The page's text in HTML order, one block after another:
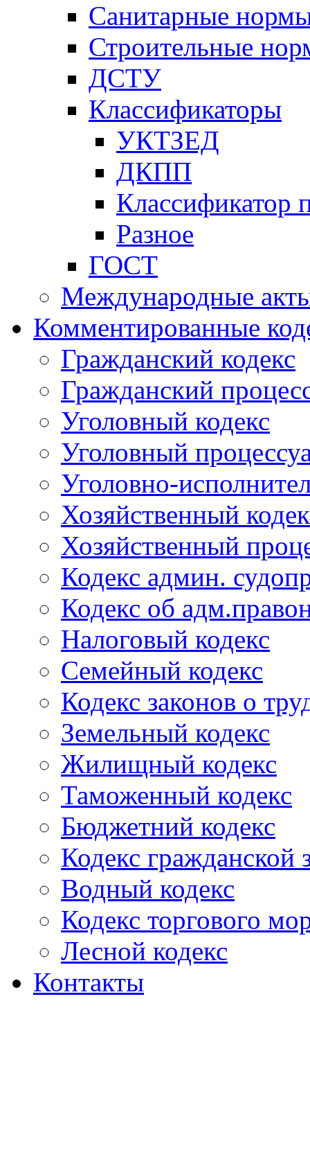
Санитарные
Строительные
ДСТУ
Классификаторы
УКТЗЕД
ДКПП
Классификатор
Разное
ГОСТ
Международные
Комментированные
Гражданский кодекс
Гражданский
Уголовный кодекс
Уголовный
Уголовно-
Хозяйственный
Хозяйственный
Кодекс админ.
Кодекс об
Налоговый кодекс
Семейный кодекс
Кодекс законов о
Земельный кодекс
Жилищный кодекс
Таможенный кодекс
Бюджетний кодекс
Кодекс гражданской
Водный кодекс
Кодекс торгового
Лесной кодекс
Контакты